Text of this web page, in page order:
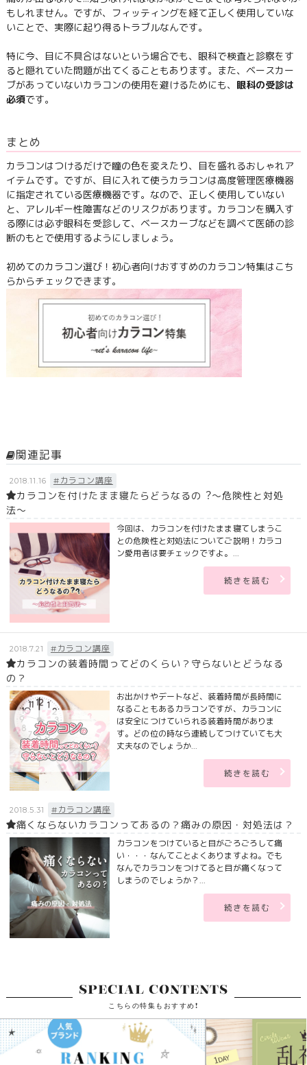
もしれません。ですが、フィッティングを経て正しく使用していな
いことで、実際に起り得るトラブルなんです。
特に今、目に不具合はないという場合でも、眼科で検査と診察をす
ると隠れていた問題が出てくることもあります。また、ベースカー
ブがあっていないカラコンの使用を避けるためにも、 眼科の受診は
必須です。
まとめ
カラコンはつけるだけで瞳の色を変えたり、目を盛れるおしゃれア
イテムです。ですが、目に入れて使うカラコンは高度管理医療機器
に指定されている医療機器です。なので、正しく使用していない
と、アレルギー性障害などのリスクがあります。カラコンを購入す
る際には必ず眼科を受診して、ベースカーブなどを調べて医師の診
断のもとで使用するようにしましょう。
初めてのカラコン選び！初心者向けおすすめのカラコン特集はこち
らからチェックできます。
関連記事
2018.11.16 #カラコン講座
カラコンを付けたまま寝たらどうなるの︖〜危険性と対処
法〜
今回は、カラコンを付けたまま寝てしまうこ
との危険性と対処法についてご説明！カラコ
ン愛用者は要チェックですよ。...
続きを読む
2018.7.21 #カラコン講座
カラコンの装着時間ってどのくらい？守らないとどうなる
の？
お出かけやデートなど、装着時間が長時間に
なることもあるカラコンですが、カラコンに
は安全につけていられる装着時間がありま
す。どの位の時なら連続してつけていても大
丈夫なのでしょうか...
続きを読む
2018.5.31 #カラコン講座
痛くならないカラコンってあるの？痛みの原因・対処法は？
カラコンをつけていると目がごろごろして痛
い・・・なんてことよくありますよね。でも
なんでカラコンをつけてると目が痛くなって
しまうのでしょうか？...
続きを読む
SPECIAL CONTENTS
こちらの特集もおすすめ!